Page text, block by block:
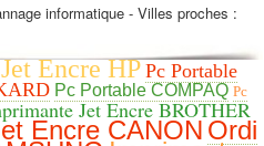
informatique - Villes proches :
Encre HP Pc Portable
Pc Portable COMPAQ Pc
Jet Encre BROTHER
Encre CANON Ordi